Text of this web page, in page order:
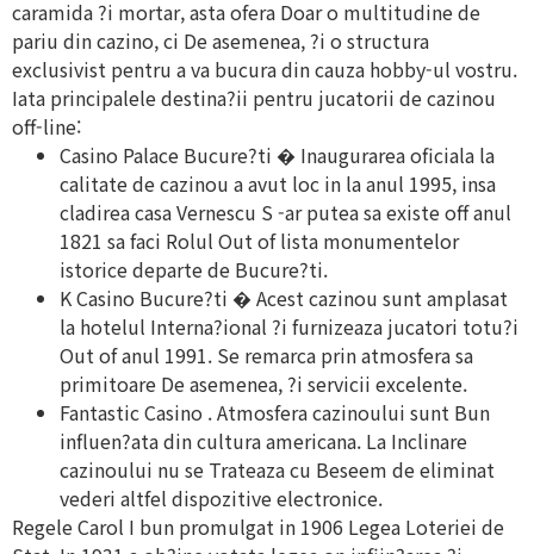
caramida ?i mortar, asta ofera Doar o multitudine de
pariu din cazino, ci De asemenea, ?i o structura
exclusivist pentru a va bucura din cauza hobby-ul vostru.
Iata principalele destina?ii pentru jucatorii de cazinou
off-line:
Casino Palace Bucure?ti � Inaugurarea oficiala la
calitate de cazinou a avut loc in la anul 1995, insa
cladirea casa Vernescu S -ar putea sa existe off anul
1821 sa faci Rolul Out of lista monumentelor
istorice departe de Bucure?ti.
K Casino Bucure?ti � Acest cazinou sunt amplasat
la hotelul Interna?ional ?i furnizeaza jucatori totu?i
Out of anul 1991. Se remarca prin atmosfera sa
primitoare De asemenea, ?i servicii excelente.
Fantastic Casino . Atmosfera cazinoului sunt Bun
influen?ata din cultura americana. La Inclinare
cazinoului nu se Trateaza cu Beseem de eliminat
vederi altfel dispozitive electronice.
Regele Carol I bun promulgat in 1906 Legea Loteriei de